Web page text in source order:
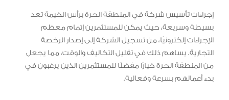
إجراءات تأسيس شركة في المنطقة الحرة برأس الخيمة تعد
بسيطة وسريعة، حيث يمكن للمستثمرين إتمام معظم
الإجراءات إلكترونيًا، من تسجيل الشركة إلى إصدار الرخصة
التجارية. يساهم ذلك في تقليل التكاليف والوقت، مما يجعل
من المنطقة الحرة خيارًا مفضلًا للمستثمرين الذين يرغبون في
بدء أعمالهم بسرعة وفعالية.